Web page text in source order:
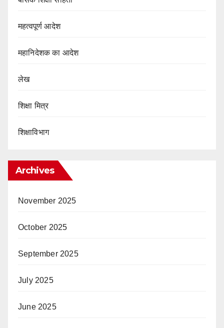
महत्वपूर्ण आदेश
महानिदेशक का आदेश
लेख
शिक्षा मित्र
शिक्षाविभाग
Archives
November 2025
October 2025
September 2025
July 2025
June 2025